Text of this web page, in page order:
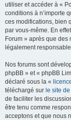
utiliser et accéder à «
conditions à n’importe
ces modifications, bien
par vous-même. En
Forum » après que des
légalement
Nos forums sont
phpBB » et « phpBB
déclaré sous la «
téléchargé sur le site
de faciliter les
être tenu comme
acceptons et que nous